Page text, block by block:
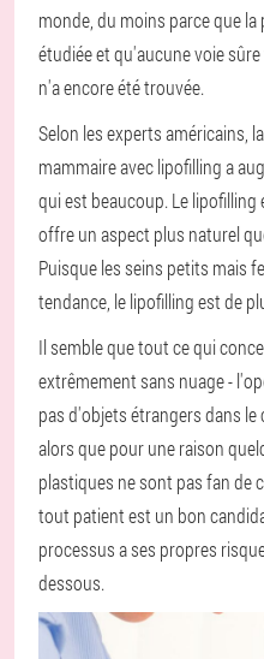
monde, du moins parce que
étudiée et qu'aucune voie
n'a encore été trouvée.
Selon les experts américains,
mammaire avec lipofilling a
qui est beaucoup. Le
offre un aspect plus naturel
Puisque les seins petits mais
tendance, le lipofilling est de
Il semble que tout ce qui
extrêmement sans nuage -
pas d'objets étrangers dans le
alors que pour une raison
plastiques ne sont pas fan de
tout patient est un bon
processus a ses propres
dessous.